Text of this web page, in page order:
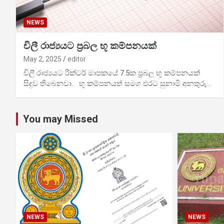
NEWS
චිලී රාජ්‍යයට ප්‍රබල භූ කම්පනයක්
May 2, 2025 editor
චිලී රාජ්‍යයට රික්ටර් මාපකයේ 7.5ක ප්‍රබල භූ කම්පනයක්
සිදුව තිබෙනවා. භූ කම්පනයත් සමග එරට සුනාමි අනතුරු…
You may Missed
NEWS NEWS